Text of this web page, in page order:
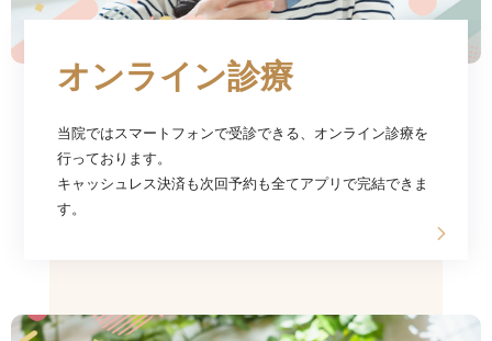
オンライン診療
当院ではスマートフォンで受診できる、オンライン診療を
行っております。
キャッシュレス決済も次回予約も全てアプリで完結できま
す。